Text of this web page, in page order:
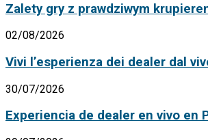
Zalety gry z prawdziwym
02/08/2026
Vivi l’esperienza dei dealer dal
30/07/2026
Experiencia de dealer en vivo en